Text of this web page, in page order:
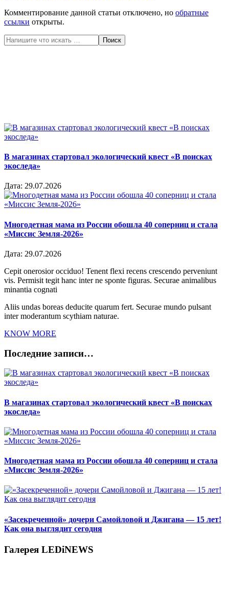
Комментирование данной статьи отключено, но обратные
ссылки открыты.
Поиск
В магазинах стартовал экологический квест «В поисках
экоследа»
Дата: 29.07.2026
Многодетная мама из России обошла 40 соперниц и стала
«Миссис Земля-2026»
Дата: 29.07.2026
Cepit onerosior occiduo! Tenent flexi recens crescendo perveniunt
vis. Permisit tegit hanc inter ne sponte figuras. Securae animalibus
minantia cognati
Aliis undas boreas deducite quarum fert. Securae mundo pulsant
inter moderantum scythiam naturae.
KNOW MORE
Последние записи…
В магазинах стартовал экологический квест «В поисках
экоследа»
Многодетная мама из России обошла 40 соперниц и стала
«Миссис Земля-2026»
«Засекреченной» дочери Самойловой и Джигана — 15 лет!
Как она выглядит сегодня
Галерея LEDiNEWS